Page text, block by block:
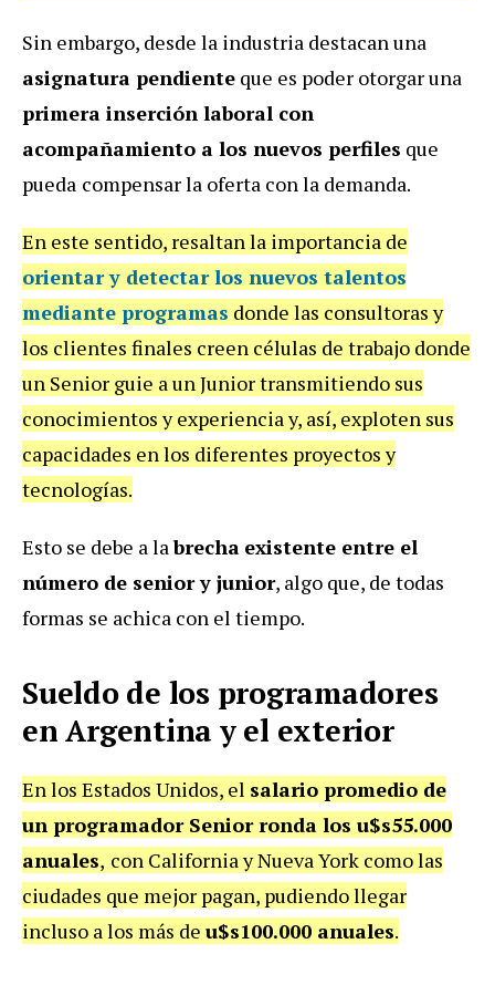
Sin embargo, desde la industria destacan una
asignatura pendiente que es poder otorgar una
primera inserción laboral con
acompañamiento a los nuevos perfiles que
pueda compensar la oferta con la demanda.
En este sentido, resaltan la importancia de
orientar y detectar los nuevos talentos
mediante programas donde las consultoras y
los clientes finales creen células de trabajo donde
un Senior guie a un Junior transmitiendo sus
conocimientos y experiencia y, así, exploten sus
capacidades en los diferentes proyectos y
tecnologías.
Esto se debe a labrecha existente entre el
número de senior y junior, algo que, de todas
formas se achica con el tiempo.
Sueldo de los programadores
en Argentina y el exterior
En los Estados Unidos, el salario promedio de
un programador Senior ronda los u$s55.000
anuales, con California y Nueva York como las
ciudades que mejor pagan, pudiendo llegar
incluso a los más de u$s100.000 anuales.